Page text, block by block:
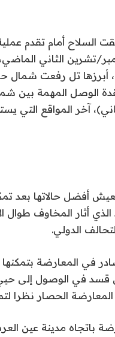
السلاح أمام تقدم
تشرين الثاني
أبرزها تل رفعت شمال
الوصل المهمة بين
آخر المواقع التي
أفضل حالاتها بعد
أثار المخاوف طوال
الدولي.
في المعارضة
في الوصول إلى
المعارضة الحصار نظرا
باتجاه مدينة عين